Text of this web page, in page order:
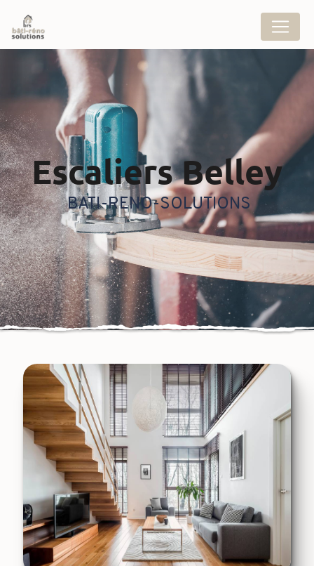
escaliers Belley
BATI-RENO-SOLUTIONS